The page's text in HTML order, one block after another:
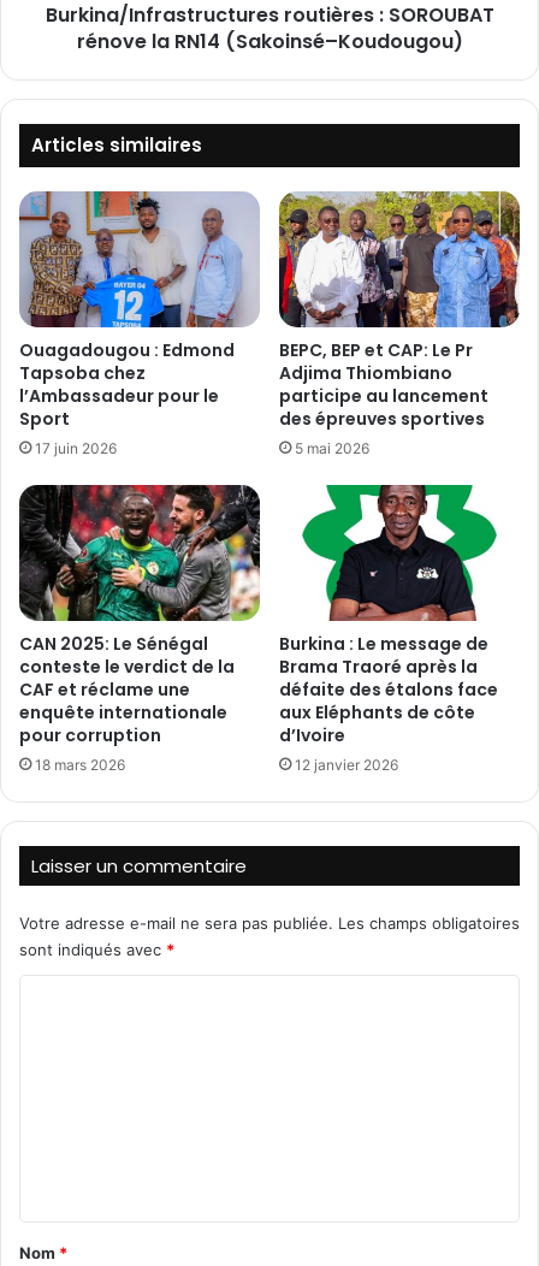
u
d
P
M
p
p
o
r
t
e
t
1
0
t
o
n
n
e
s
d
e
c
m
e
r
u
c
e
s
r
o
u
t
è
r
e
s
:
S
O
R
O
U
B
A
T
r
é
v
e
l
o
i
Burkina/Infrastructures routières : SOROUBAT
rénove la RN14 (Sakoinsé–Koudougou)
Articles similaires
Ouagadougou : Edmond
Tapsoba chez
l’Ambassadeur pour le
Sport
17 juin 2026
BEPC, BEP et CAP: Le Pr
Adjima Thiombiano
participe au lancement
des épreuves sportives
5 mai 2026
CAN 2025: Le Sénégal
conteste le verdict de la
CAF et réclame une
enquête internationale
pour corruption
18 mars 2026
Burkina : Le message de
Brama Traoré après la
défaite des étalons face
aux Eléphants de côte
d’Ivoire
12 janvier 2026
Laisser un commentaire
Votre adresse e-mail ne sera pas publiée. Les champs obligatoires
sont indiqués avec *
a
Nom *